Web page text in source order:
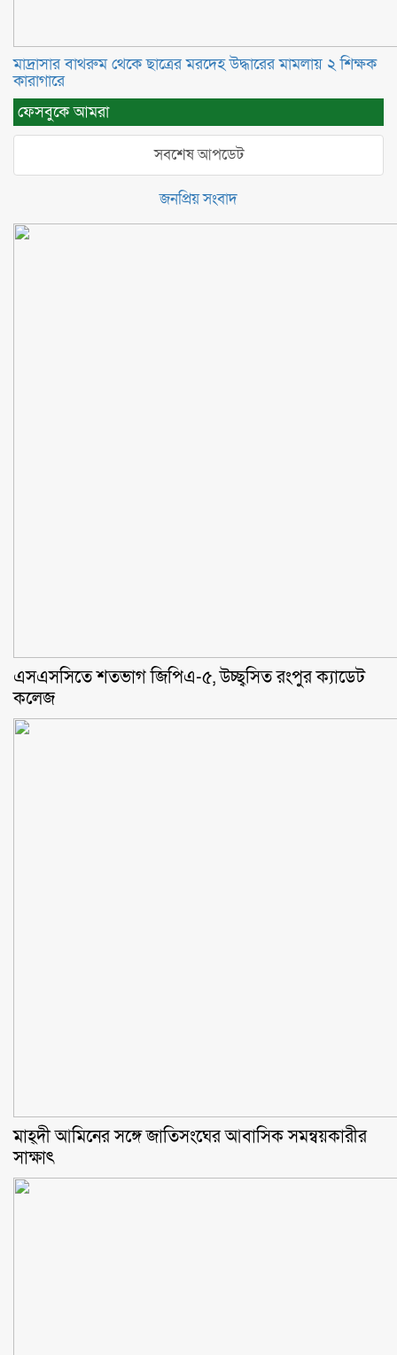
মাদ্রাসার বাথরুম থেকে ছাত্রের মরদেহ উদ্ধারের মামলায় ২ শিক্ষক
কারাগারে
ফেসবুকে আমরা
সবশেষ আপডেট
জনপ্রিয় সংবাদ
এসএসসিতে শতভাগ জিপিএ-৫, উচ্ছ্বসিত রংপুর ক্যাডেট
কলেজ
মাহ্দী আমিনের সঙ্গে জাতিসংঘের আবাসিক সমন্বয়কারীর
সাক্ষাৎ